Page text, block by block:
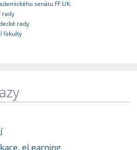
senátu FF UK
rady
rady
fakulty
eLearning